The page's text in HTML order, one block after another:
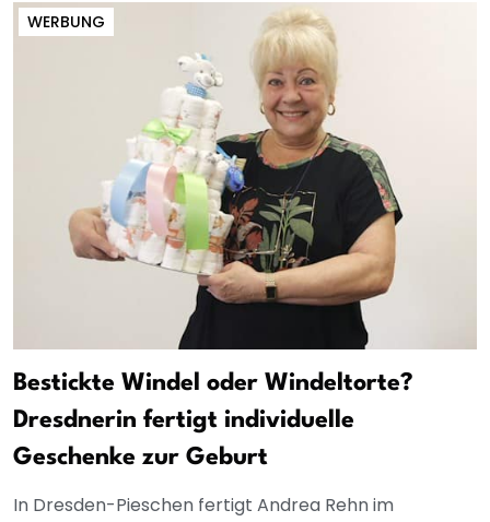
WERBUNG
Bestickte Windel oder Windeltorte?
Dresdnerin fertigt individuelle
Geschenke zur Geburt
In Dresden-Pieschen fertigt Andrea Rehn im